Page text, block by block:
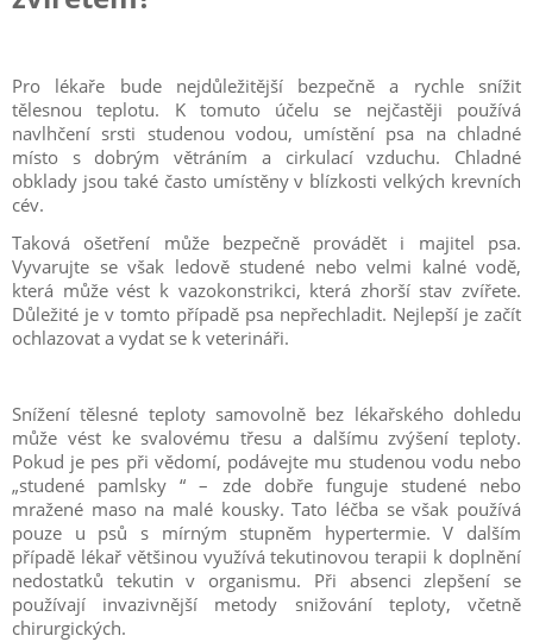
Pro lékaře bude nejdůležitější bezpečně a rychle snížit
tělesnou teplotu. K tomuto účelu se nejčastěji používá
navlhčení srsti studenou vodou, umístění psa na chladné
místo s dobrým větráním a cirkulací vzduchu. Chladné
obklady jsou také často umístěny v blízkosti velkých krevních
cév.
Taková ošetření může bezpečně provádět i majitel psa.
Vyvarujte se však ledově studené nebo velmi kalné vodě,
která může vést k vazokonstrikci, která zhorší stav zvířete.
Důležité je v tomto případě psa nepřechladit. Nejlepší je začít
ochlazovat a vydat se k veterináři.
Snížení tělesné teploty samovolně bez lékařského dohledu
může vést ke svalovému třesu a dalšímu zvýšení teploty.
Pokud je pes při vědomí, podávejte mu studenou vodu nebo
„studené pamlsky “ – zde dobře funguje studené nebo
mražené maso na malé kousky. Tato léčba se však používá
pouze u psů s mírným stupněm hypertermie. V dalším
případě lékař většinou využívá tekutinovou terapii k doplnění
nedostatků tekutin v organismu. Při absenci zlepšení se
používají invazivnější metody snižování teploty, včetně
chirurgických.